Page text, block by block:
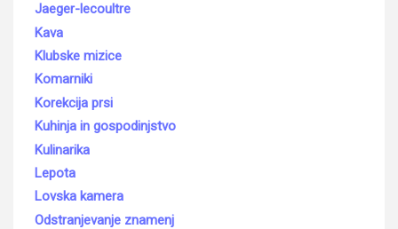
Jaeger-lecoultre
Kava
Klubske mizice
Komarniki
Korekcija prsi
Kuhinja in gospodinjstvo
Kulinarika
Lepota
Lovska kamera
Odstranjevanje znamenj